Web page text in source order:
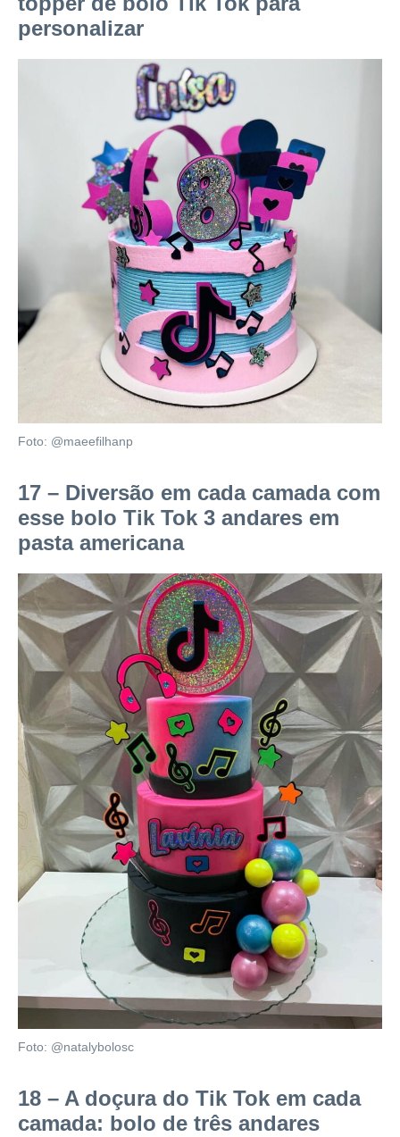
personalizar
Foto: @maeefilhanp
17 – Diversão em cada camada com
esse bolo Tik Tok 3 andares em
pasta americana
Foto: @natalybolosc
18 – A doçura do Tik Tok em cada
camada: bolo de três andares